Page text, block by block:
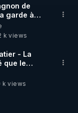
de
garde à
k views
- La
que le
l'ARNm-aa
t-il ?
k views